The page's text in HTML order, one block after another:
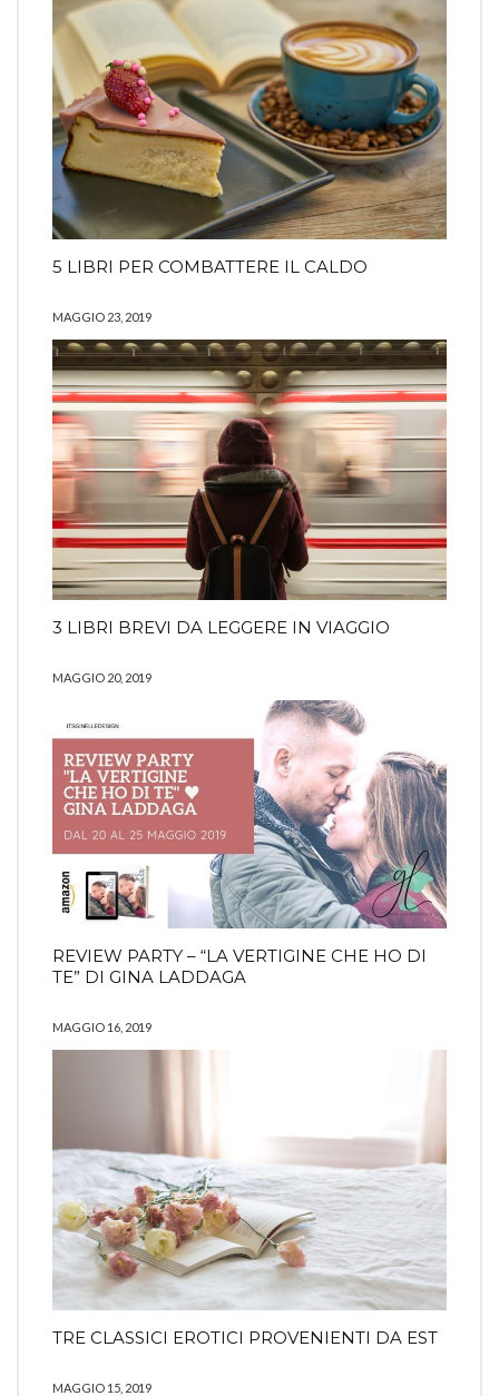
5 LIBRI PER COMBATTERE IL CALDO
MAGGIO 23, 2019
3 LIBRI BREVI DA LEGGERE IN VIAGGIO
MAGGIO 20, 2019
REVIEW PARTY – “LA VERTIGINE CHE HO DI
TE” DI GINA LADDAGA
MAGGIO 16, 2019
TRE CLASSICI EROTICI PROVENIENTI DA EST
MAGGIO 15, 2019